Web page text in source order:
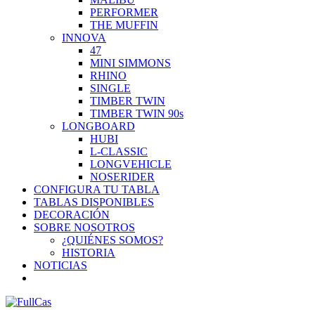
PERFORMER
THE MUFFIN
INNOVA
47
MINI SIMMONS
RHINO
SINGLE
TIMBER TWIN
TIMBER TWIN 90s
LONGBOARD
HUBI
L-CLASSIC
LONGVEHICLE
NOSERIDER
CONFIGURA TU TABLA
TABLAS DISPONIBLES
DECORACIÓN
SOBRE NOSOTROS
¿QUIÉNES SOMOS?
HISTORIA
NOTICIAS